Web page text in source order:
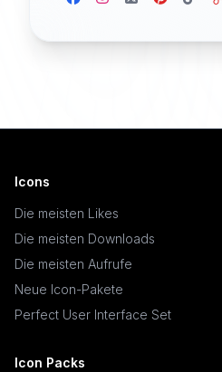
Icons
Die meisten Likes
Die meisten Downloads
Die meisten Aufrufe
Neue Icon-Pakete
Perfect User Interface Set
Icon Packs